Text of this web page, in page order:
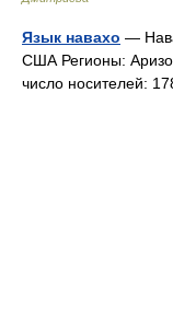
Язык навахо —
США Регионы:
число носителей: